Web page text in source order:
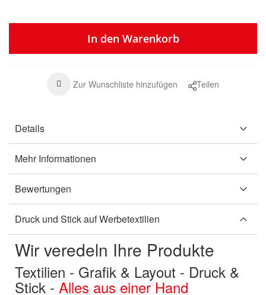
In den Warenkorb
Zur Wunschliste hinzufügen Teilen
Details
Mehr Informationen
Bewertungen
Druck und Stick auf Werbetextilien
Wir veredeln Ihre Produkte
Textilien - Grafik & Layout - Druck &
Stick - Alles aus einer Hand